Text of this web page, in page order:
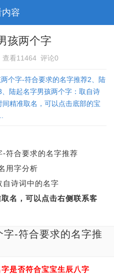
容
孩两个字
查看11464 评论0
个字-符合要求的名字推荐2、陆
陆起名字男孩两个字：取自诗
精准取名，可以点击底部的宝
符合要求的名字推荐
用字分析
诗词中的名字
名，可以点击右侧联系客
-符合要求的名字推
是否符合宝宝生辰八字